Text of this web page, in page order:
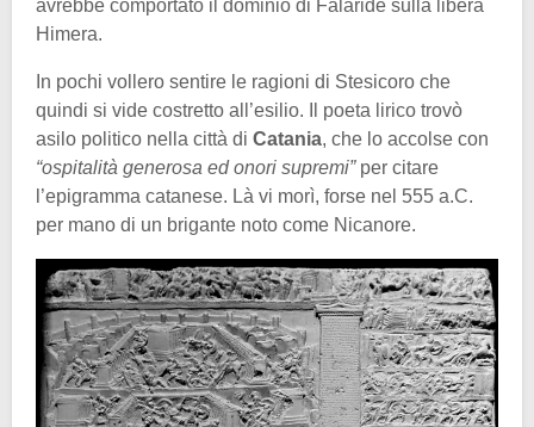
avrebbe comportato il dominio di Falaride sulla libera
Himera.
In pochi vollero sentire le ragioni di Stesicoro che
quindi si vide costretto all’esilio. Il poeta lirico trovò
asilo politico nella città di Catania, che lo accolse con
“ospitalità generosa ed onori supremi”per citare
l’epigramma catanese. Là vi morì, forse nel 555 a.C.
per mano di un brigante noto come Nicanore.